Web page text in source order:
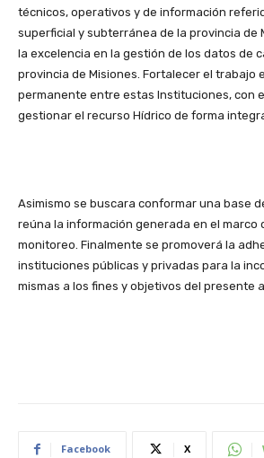
técnicos, operativos y de información
superficial y subterránea de la provincia de
la excelencia en la gestión de los datos de
provincia de Misiones. Fortalecer el trabajo
permanente entre estas Instituciones, con
gestionar el recurso Hídrico de forma
Asimismo se buscara conformar una base
reúna la información generada en el marco
monitoreo. Finalmente se promoverá la
instituciones públicas y privadas para la
mismas a los fines y objetivos del presente
Facebook X